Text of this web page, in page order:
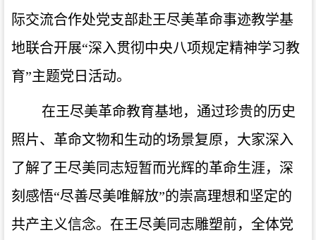
际交流合作处党支部赴王尽美革命事迹教学基
地联合开展“深入贯彻中央八项规定精神学习教
育”主题党日活动。
在王尽美革命教育基地，通过珍贵的历史
照片、革命文物和生动的场景复原，大家深入
了解了王尽美同志短暂而光辉的革命生涯，深
刻感悟“尽善尽美唯解放”的崇高理想和坚定的
共产主义信念。在王尽美同志雕塑前，全体党